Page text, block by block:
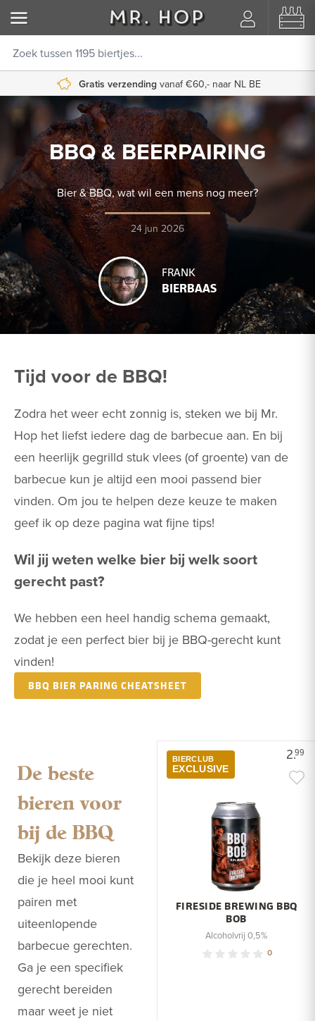
Gratis verzending vanaf €60,- naar NL BE
BBQ & BEERPAIRING
Bier & BBQ, wat wil een mens nog meer?
24 jun 2026
FRANK
BIERBAAS
Tijd voor de BBQ!
Zodra het weer echt zonnig is, steken we bij Mr.
Hop het liefst iedere dag de barbecue aan. En bij
een heerlijk gegrilld stuk vlees (of groente) van de
barbecue kun je altijd een mooi passend bier
vinden. Om jou te helpen deze keuze te maken
geef ik op deze pagina wat fijne tips!
Wil jij weten welke bier bij welk soort
gerecht past?
We hebben een heel handig schema gemaakt,
zodat je een perfect bier bij je BBQ-gerecht kunt
vinden!
BBQ BIER PARING CHEATSHEET
De beste
bieren voor
bij de BBQ
Bekijk deze bieren
die je heel mooi kunt
pairen met
uiteenlopende
barbecue gerechten.
Ga je een specifiek
gerecht bereiden
maar weet je niet
2.99
BIERCLUB
EXCLUSIVE
FIRESIDE BREWING BBQ
BOB
Alcoholvrij 0,5%
0